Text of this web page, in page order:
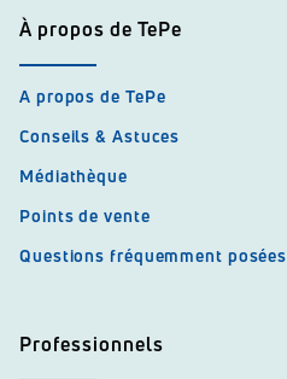
À propos de TePe
A propos de TePe
Conseils & Astuces
Médiathèque
Points de vente
Questions fréquemment posées
Professionnels